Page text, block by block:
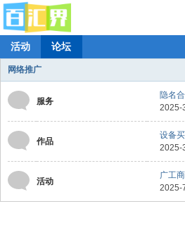
活动 论坛
网络推广
服务
隐名
2025-
作品
设备
2025-
活动
广工
2025-